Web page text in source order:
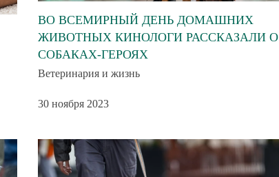
ВО ВСЕМИРНЫЙ ДЕНЬ ДОМАШНИХ
ЖИВОТНЫХ КИНОЛОГИ РАССКАЗАЛИ О
СОБАКАХ-ГЕРОЯХ
Ветеринария и жизнь
30 ноября 2023